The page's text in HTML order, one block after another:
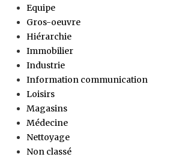
Equipe
Gros-oeuvre
Hiérarchie
Immobilier
Industrie
Information communication
Loisirs
Magasins
Médecine
Nettoyage
Non classé